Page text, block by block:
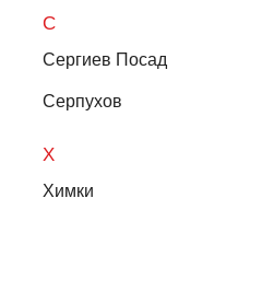
С
Сергиев Посад
Серпухов
Х
Химки